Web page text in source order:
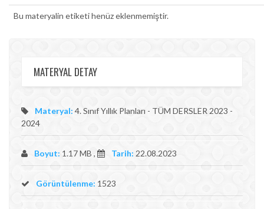
Bu materyalin etiketi henüz eklenmemiştir.
MATERYAL DETAY
Materyal: 4. Sınıf Yıllık Planları - TÜM DERSLER 2023 -
2024
Boyut: 1.17 MB , Tarih: 22.08.2023
Görüntülenme: 1523